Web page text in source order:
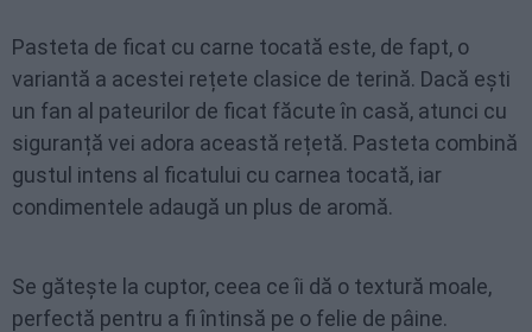
Pasteta de ficat cu carne tocată este, de fapt, o
variantă a acestei rețete clasice de terină. Dacă ești
un fan al pateurilor de ficat făcute în casă, atunci cu
siguranță vei adora această rețetă. Pasteta combină
gustul intens al ficatului cu carnea tocată, iar
condimentele adaugă un plus de aromă.
Se gătește la cuptor, ceea ce îi dă o textură moale,
perfectă pentru a fi întinsă pe o felie de pâine.